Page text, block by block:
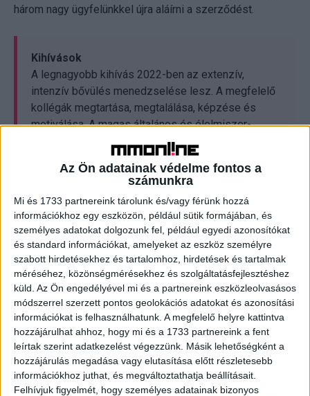
Az Ön adatainak védelme fontos a
számunkra
Mi és 1733 partnereink tárolunk és/vagy férünk hozzá
információkhoz egy eszközön, például sütik formájában, és
személyes adatokat dolgozunk fel, például egyedi azonosítókat
és standard információkat, amelyeket az eszköz személyre
szabott hirdetésekhez és tartalomhoz, hirdetések és tartalmak
méréséhez, közönségmérésekhez és szolgáltatásfejlesztéshez
küld. Az Ön engedélyével mi és a partnereink eszközleolvasásos
módszerrel szerzett pontos geolokációs adatokat és azonosítási
információkat is felhasználhatunk. A megfelelő helyre kattintva
hozzájárulhat ahhoz, hogy mi és a 1733 partnereink a fent
leírtak szerint adatkezelést végezzünk. Másik lehetőségként a
hozzájárulás megadása vagy elutasítása előtt részletesebb
információkhoz juthat, és megváltoztathatja beállításait.
Felhívjuk figyelmét, hogy személyes adatainak bizonyos
három nagy ügyfelünkkel újra aláírni a szerződést.
Kihívások
A legnagyobb kihívás 2022-ben az extenzív,
intenzív bővülés menedzselése lesz. A megfelelő
kollégák megtartása, megtalálása, képzése és
motiválása. A magas általános és élelmiszer-
infláció, illetve a reklámpiac stagnálása közötti
feszültség csökkentése. Ahhoz, hogy kollégák ne
szenvedjenek reálbércsökkenést, legalább két
médiapiac abszolút nem nő ennyit. Nagy kérdés
lesz jövőre, hogy sikerül-e az ellátási láncban lévő
anomáliákat és az energiaalapanyagár-emelkedést
a megfelelő mederbe terelni vagy legalábbis
valamennyire tervezni. Sok szektor nagyon
visszafogta a költését vagy nem tesz vállalást,
mert nem tud előre tervezni a külső bizonytalanság
miatt.
Folyamatos képzés